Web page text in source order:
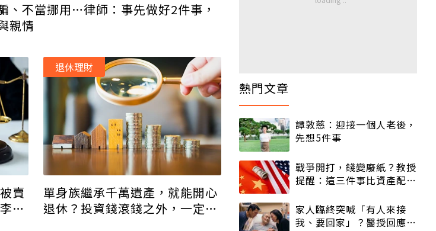
、不當挪用…律師：事先做好2件事，
親情
賣
鍾
單身族繼承千萬遺產，就能開心
退休？投資錢滾錢之外，一定要
退休理財
熱門文章
譚敦慈：迎接一個人老後，
先想5件事
戰爭開打，錢變廢紙？教授
提醒：這三件事比資產配置
家人臨終突喊「有人來接
我、要回家」？醫授回應方